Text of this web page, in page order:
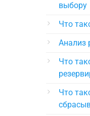
выбору
Что
Анализ
Что
Что